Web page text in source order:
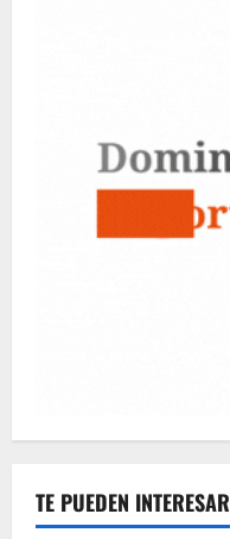
TE PUEDEN INTERESAR